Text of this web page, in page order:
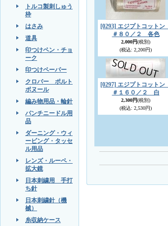
トルコ製刺しゅう
枠
はさみ
道具
印つけペン・チョ
ーク
印つけペーパー
クロバー ポルト
ボヌール
編み物用品・輪針
パンチニードル用
品
ダーニング・ウィ
ービング・タッセ
ル用品
レンズ・ルーペ・
拡大鏡
日本刺繍用 手打
ち針
日本刺繍針（機
械）
糸収納ケース
[0293] エジプトコットン
＃８０／２ 各色
2,000円(税別)
(税込: 2,200円)
[0297] エジプトコットン
＃１６０／２ 白
2,300円(税別)
(税込: 2,530円)